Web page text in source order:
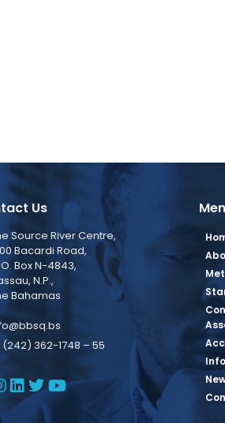
Us
Source River Centre,
Bacardi Road,
O. Box N-4843,
N.P.,
Bahamas
(242) 362-1748 – 55
Facebook Page
BBSQ Instagram Page
BBSQ Linkedin Page
BBSQ Twitter Page
BBSQ Youtube Page